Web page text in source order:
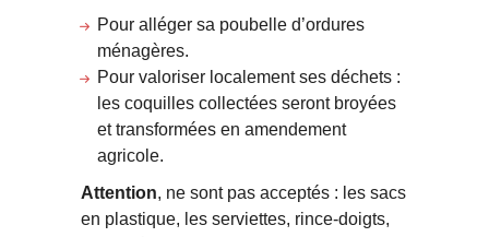
Pour alléger sa poubelle d’ordures
ménagères.
Pour valoriser localement ses déchets :
les coquilles collectées seront broyées
et transformées en amendement
agricole.
Attention, ne sont pas acceptés : les sacs
en plastique, les serviettes, rince-doigts,